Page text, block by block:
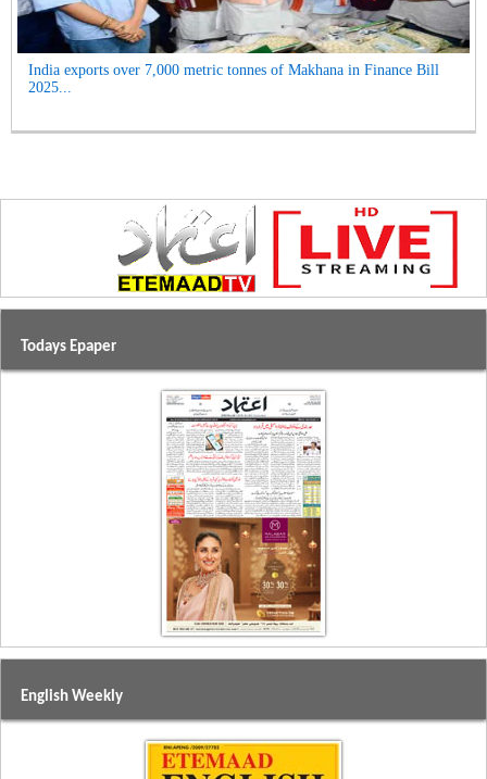
India exports over 7,000 metric tonnes of Makhana in Finance Bill
2025...
Todays Epaper
English Weekly